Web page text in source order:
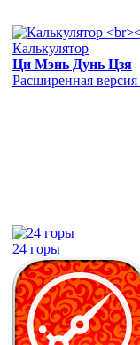
Калькулятор
Ци Мэнь Дунь Цзя
Расширенная версия
24 горы